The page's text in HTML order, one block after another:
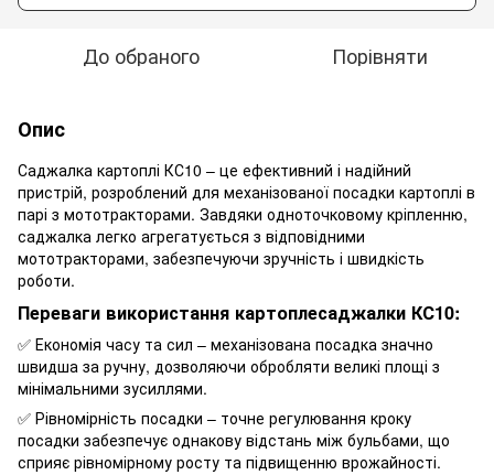
До обраного Порівняти
Опис
Саджалка картоплі КС10 – це ефективний і надійний
пристрій, розроблений для механізованої посадки картоплі в
парі з мототракторами. Завдяки одноточковому кріпленню,
саджалка легко агрегатується з відповідними
мототракторами, забезпечуючи зручність і швидкість
роботи.
Переваги використання картоплесаджалки КС10:
✅ Економія часу та сил – механізована посадка значно
швидша за ручну, дозволяючи обробляти великі площі з
мінімальними зусиллями.
✅ Рівномірність посадки – точне регулювання кроку
посадки забезпечує однакову відстань між бульбами, що
сприяє рівномірному росту та підвищенню врожайності.